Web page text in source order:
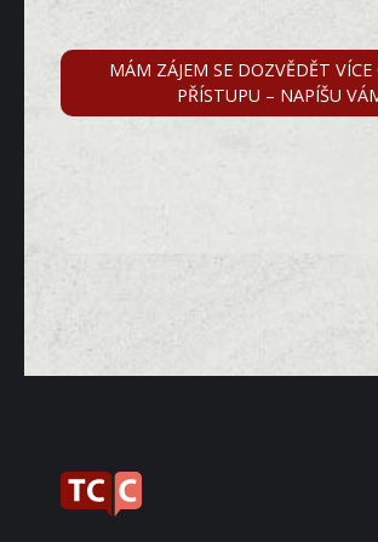
MÁM ZÁJEM SE DOZVĚDĚT VÍCE
PŘÍSTUPU – NAPÍŠU